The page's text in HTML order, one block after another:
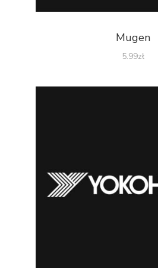
Mugen
5.99zł